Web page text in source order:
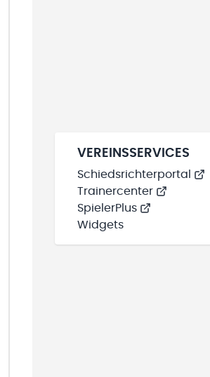
VEREINSSERVICES
Schiedsrichterportal
Trainercenter
SpielerPlus
Widgets